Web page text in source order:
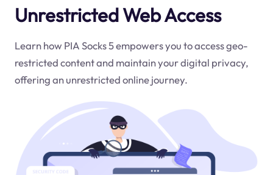
Unrestricted Web Access
Learn how PIA Socks 5 empowers you to access geo-
restricted content and maintain your digital privacy,
offering an unrestricted online journey.